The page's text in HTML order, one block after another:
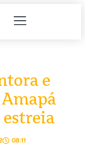
e
estreia
08:11